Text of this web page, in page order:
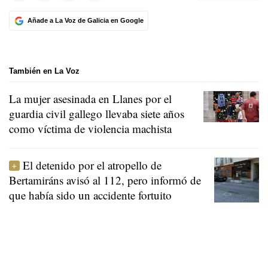
Añade a La Voz de Galicia en Google
También en La Voz
La mujer asesinada en Llanes por el
guardia civil gallego llevaba siete años
como víctima de violencia machista
El detenido por el atropello de
Bertamiráns avisó al 112, pero informó de
que había sido un accidente fortuito